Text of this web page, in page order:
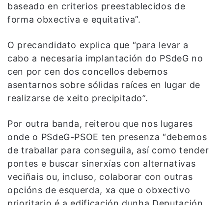
baseado en criterios preestablecidos de
forma obxectiva e equitativa”.
O precandidato explica que “para levar a
cabo a necesaria implantación do PSdeG no
cen por cen dos concellos debemos
asentarnos sobre sólidas raíces en lugar de
realizarse de xeito precipitado”.
Por outra banda, reiterou que nos lugares
onde o PSdeG-PSOE ten presenza “debemos
de traballar para conseguila, así como tender
pontes e buscar sinerxías con alternativas
veciñais ou, incluso, colaborar con outras
opcións de esquerda, xa que o obxectivo